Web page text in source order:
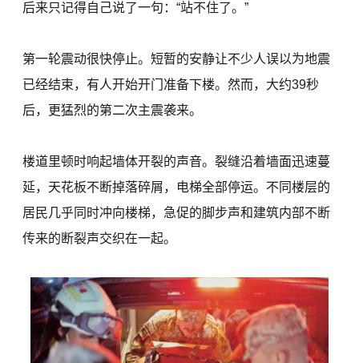
后来只记得自己说了一句：“站不住了。”
第一轮震动很快停止。短暂的安静让不少人误以为地震
已经结束，有人开始开门准备下楼。然而，大约39秒
后，更猛烈的第二次主震袭来。
楼道里顿时响起墙体开裂的声音。裂缝沿着墙面迅速蔓
延，天花板不断掉落碎屑，电梯全部停运。不同楼层的
居民几乎同时冲向楼梯，急促的脚步声和建筑内部不断
传来的断裂声交织在一起。